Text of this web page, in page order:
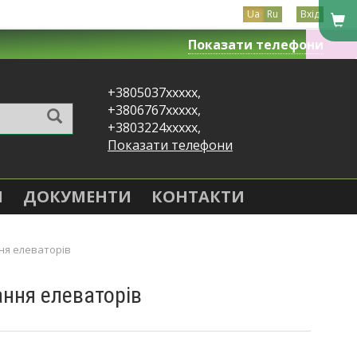
Ua Ru Вхід
Показати телефони
+3805037xxxxx,
+3806767xxxxx,
+3803224xxxxx,
Показати телефони
ДОКУМЕНТИ КОНТАКТИ
елеваторів
елеваторів